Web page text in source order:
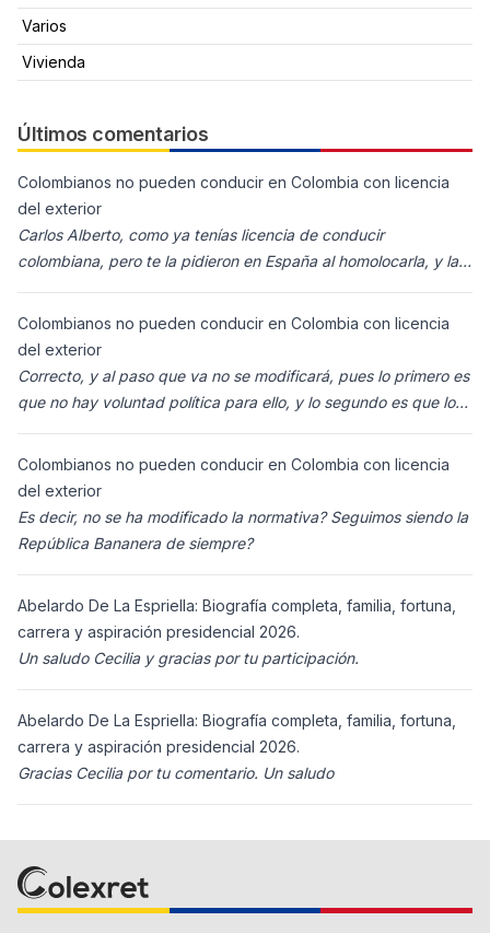
Varios
Vivienda
Últimos comentarios
Colombianos no pueden conducir en Colombia con licencia
del exterior
Carlos Alberto, como ya tenías licencia de conducir
colombiana, pero te la pidieron en España al homolocarla, y la
Colombianos no pueden conducir en Colombia con licencia
del exterior
Correcto, y al paso que va no se modificará, pues lo primero es
que no hay voluntad política para ello, y lo segundo es que los
Colombianos no pueden conducir en Colombia con licencia
del exterior
Es decir, no se ha modificado la normativa? Seguimos siendo la
República Bananera de siempre?
Abelardo De La Espriella: Biografía completa, familia, fortuna,
carrera y aspiración presidencial 2026.
Un saludo Cecilia y gracias por tu participación.
Abelardo De La Espriella: Biografía completa, familia, fortuna,
carrera y aspiración presidencial 2026.
Gracias Cecilia por tu comentario. Un saludo